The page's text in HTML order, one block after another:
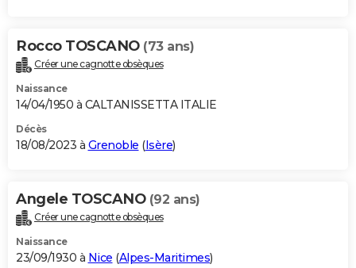
Rocco TOSCANO (73 ans)
Créer une cagnotte obsèques
Naissance
14/04/1950 à CALTANISSETTA ITALIE
Décès
18/08/2023 à Grenoble (Isère)
Angele TOSCANO (92 ans)
Créer une cagnotte obsèques
Naissance
23/09/1930 à Nice (Alpes-Maritimes)